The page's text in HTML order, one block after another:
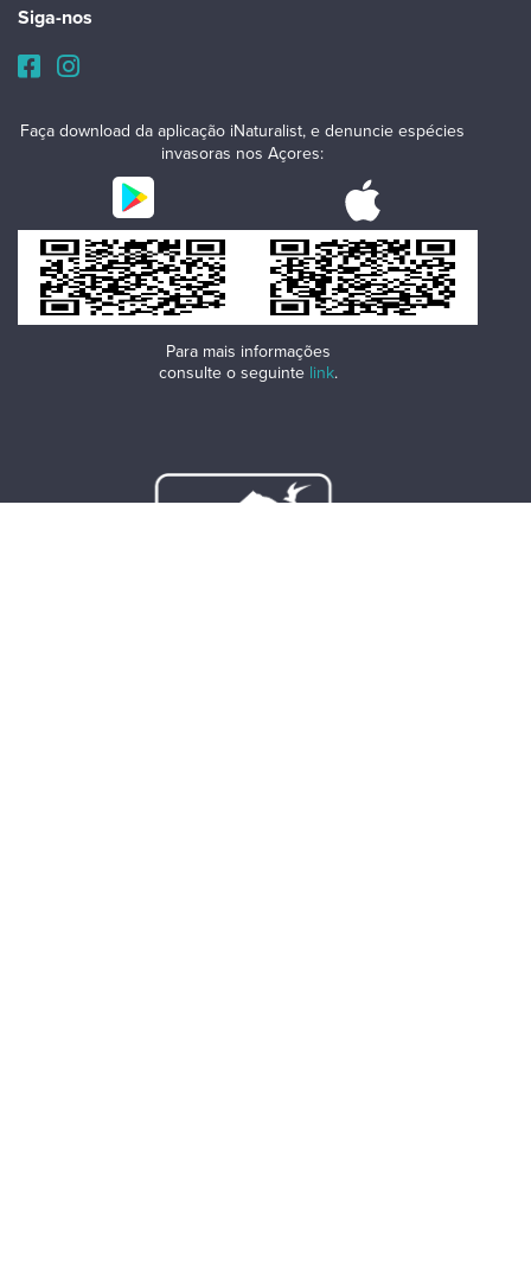
Siga-nos
Faça download da aplicação iNaturalist, e denuncie espécies
invasoras nos Açores:
Para mais informações
consulte o seguinte link.